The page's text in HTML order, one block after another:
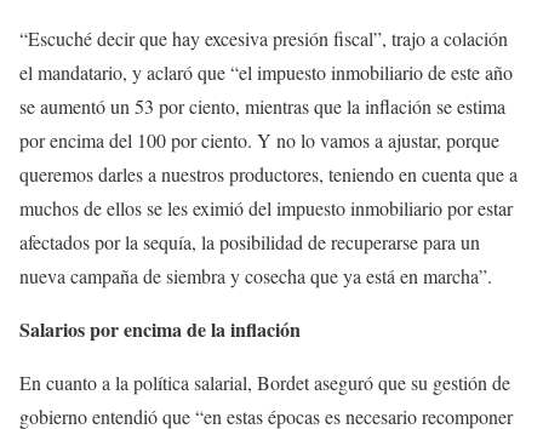
“Escuché decir que hay excesiva presión fiscal”, trajo a colación
el mandatario, y aclaró que “el impuesto inmobiliario de este año
se aumentó un 53 por ciento, mientras que la inflación se estima
por encima del 100 por ciento. Y no lo vamos a ajustar, porque
queremos darles a nuestros productores, teniendo en cuenta que a
muchos de ellos se les eximió del impuesto inmobiliario por estar
afectados por la sequía, la posibilidad de recuperarse para un
nueva campaña de siembra y cosecha que ya está en marcha”.
Salarios por encima de la inflación
En cuanto a la política salarial, Bordet aseguró que su gestión de
gobierno entendió que “en estas épocas es necesario recomponer